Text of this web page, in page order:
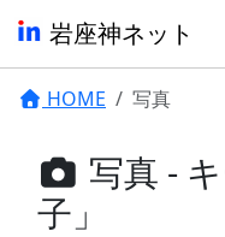
岩座神ネット
HOME 写真
写真 -
子」